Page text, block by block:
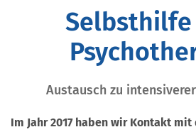
Austausch zu
Im Jahr 2017 haben wir Kontakt